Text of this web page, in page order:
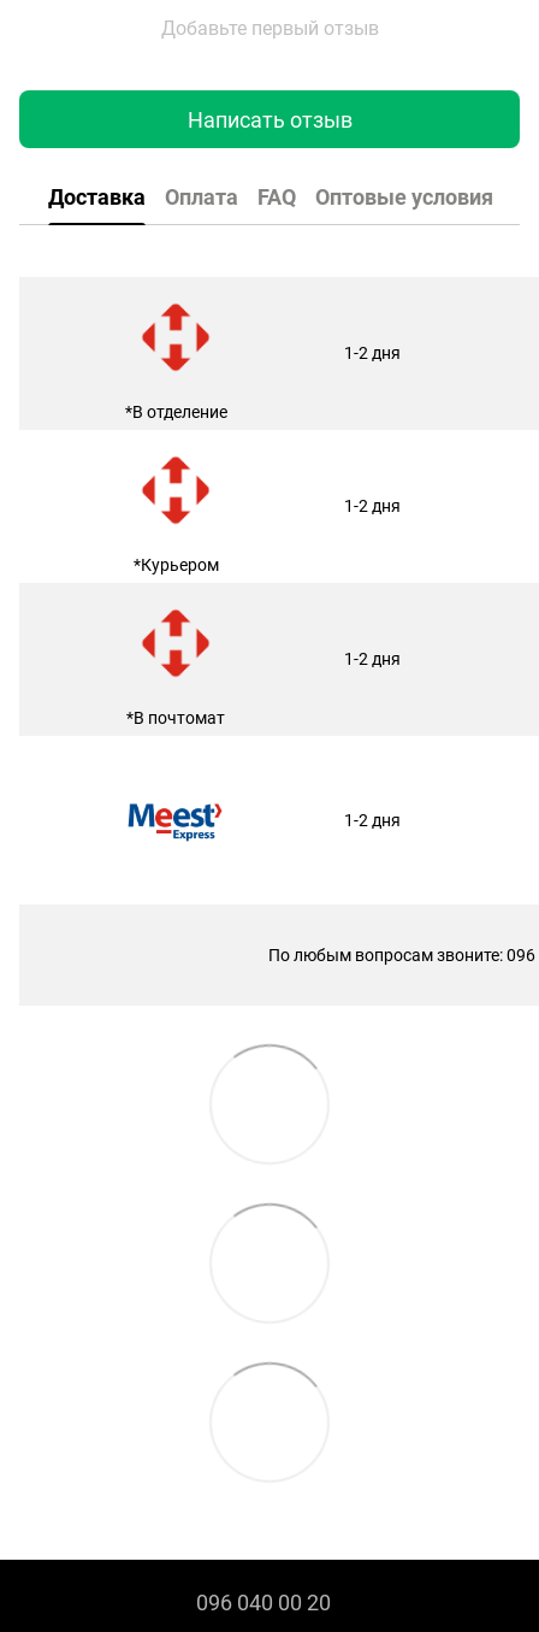
Добавьте первый отзыв
Написать отзыв
Доставка Оплата FAQ Оптовые условия
*В отделение
1-2 дня
*Курьером
1-2 дня
*В почтомат
1-2 дня
1-2 дня
По любым вопросам звоните: 096
096 040 00 20